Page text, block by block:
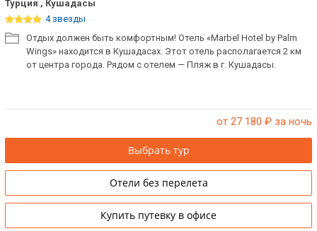
Турция , Кушадасы
4 звезды
Отдых должен быть комфортным! Отель «Marbel Hotel by Palm
Wings» находится в Кушадасах. Этот отель располагается 2 км
от центра города. Рядом с отелем — Пляж в г. Кушадасы.
от 27 180 ₽ за ночь
Выбрать тур
Отели без перелета
Купить путевку в офисе